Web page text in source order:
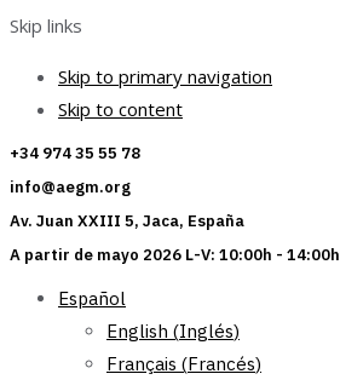
Skip links
Skip to primary navigation
Skip to content
+34 974 35 55 78
info@aegm.org
Av. Juan XXIII 5, Jaca, España
A partir de mayo 2026 L-V: 10:00h - 14:00h
Español
English (Inglés)
Français (Francés)